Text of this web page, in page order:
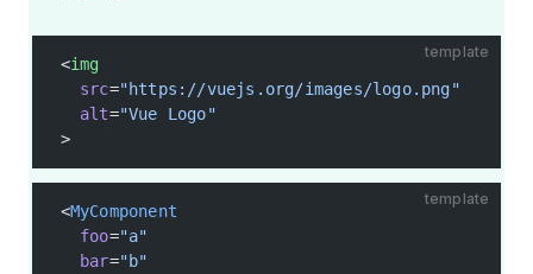
template
<img
  src
="https://vuejs.org/images/logo.png"
  alt
="Vue Logo"
>
template
<MyComponent
  foo
="a"
  bar
="b"